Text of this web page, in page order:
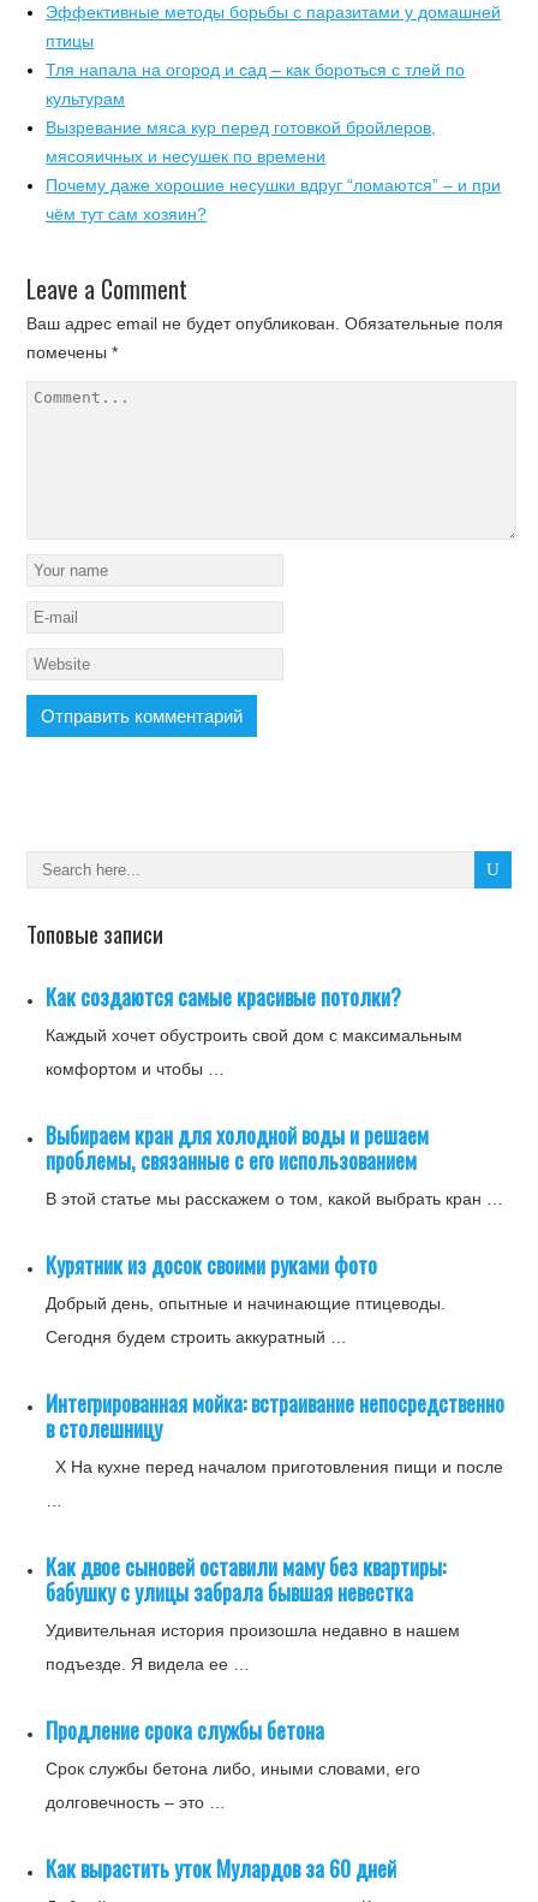
Эффективные методы борьбы с паразитами у домашней
птицы
Тля напала на огород и сад – как бороться с тлей по
культурам
Вызревание мяса кур перед готовкой бройлеров,
мясояичных и несушек по времени
Почему даже хорошие несушки вдруг “ломаются” – и при
чём тут сам хозяин?
Leave a Comment
Ваш адрес email не будет опубликован. Обязательные поля
помечены*
Топовые записи
Как создаются самые красивые потолки?
Каждый хочет обустроить свой дом с максимальным
комфортом и чтобы …
Выбираем кран для холодной воды и решаем
проблемы, связанные с его использованием
В этой статье мы расскажем о том, какой выбрать кран …
Курятник из досок своими руками фото
Добрый день, опытные и начинающие птицеводы.
Сегодня будем строить аккуратный …
Интегрированная мойка: встраивание непосредственно
в столешницу
X На кухне перед началом приготовления пищи и после
…
Как двое сыновей оставили маму без квартиры:
бабушку с улицы забрала бывшая невестка
Удивительная история произошла недавно в нашем
подъезде. Я видела ее …
Продление срока службы бетона
Срок службы бетона либо, иными словами, его
долговечность – это …
Как вырастить уток Мулардов за 60 дней